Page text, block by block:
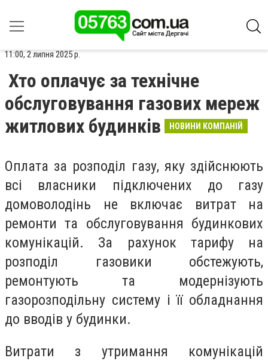
11:00, 2 липня 2025 р.
Хто оплачує за технічне
обслуговування газових мереж
житлових будинків
НОВИНИ КОМПАНІЙ
Оплата за розподіл газу, яку здійснюють
всі власники підключених до газу
домоволодінь не включає витрат на
ремонти та обслуговування будинкових
комунікацій. За рахунок тарифу на
розподіл газовики обстежують,
ремонтують та модернізують
газорозподільну систему і її обладнання
до вводів у будинки.
Витрати з утримання комунікацій